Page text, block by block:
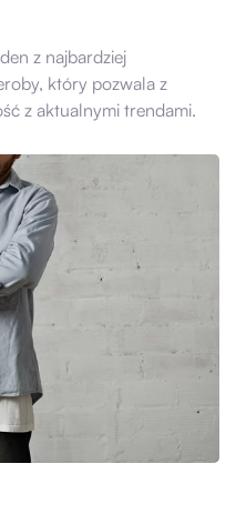
z najbardziej
który pozwala z
z aktualnymi trendami.